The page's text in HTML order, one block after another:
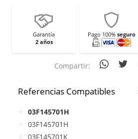
Garantía
2 años
Pago 100% seguro
Compartir:
Referencias Compatibles
03F145701H
03F145701H
03F145701K